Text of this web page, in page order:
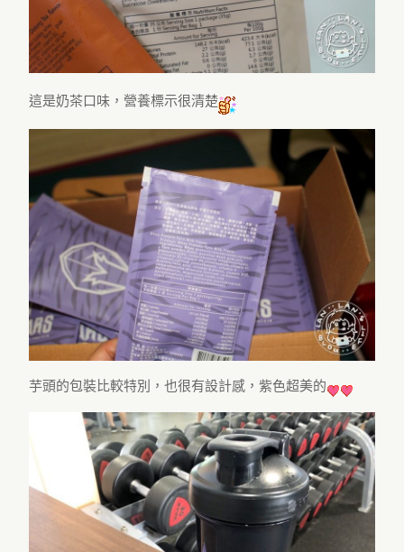
這是奶茶口味，營養標示很清楚
芋頭的包裝比較特別，也很有設計感，紫色超美的